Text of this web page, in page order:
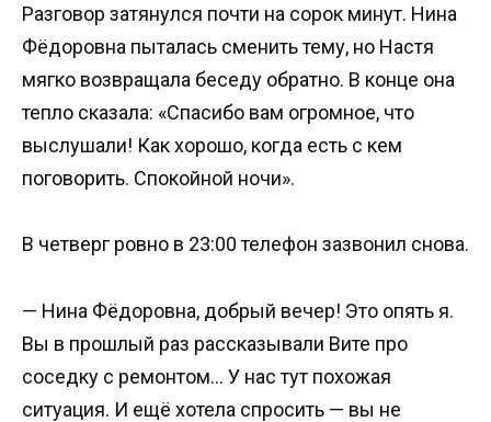
Разговор затянулся почти на сорок минут. Нина
Фёдоровна пыталась сменить тему, но Настя
мягко возвращала беседу обратно. В конце она
тепло сказала: «Спасибо вам огромное, что
выслушали! Как хорошо, когда есть с кем
поговорить. Спокойной ночи».
В четверг ровно в 23:00 телефон зазвонил снова.
— Нина Фёдоровна, добрый вечер! Это опять я.
Вы в прошлый раз рассказывали Вите про
соседку с ремонтом… У нас тут похожая
ситуация. И ещё хотела спросить — вы не